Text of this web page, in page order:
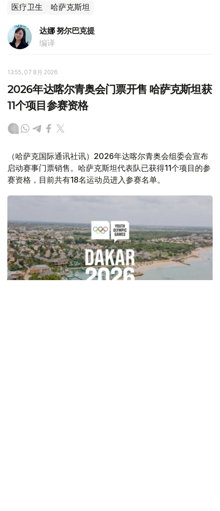
医疗卫生 哈萨克斯坦
达娜 努尔巴克提
编译
13:55, 07 8月 2026
2026年达喀尔青奥会门票开售 哈萨克斯坦获
11个项目参赛资格
（哈萨克国际通讯社讯）2026年达喀尔青奥会组委会宣布
启动赛事门票销售。哈萨克斯坦代表队已获得11个项目的参
赛资格，目前共有18名运动员进入参赛名单。